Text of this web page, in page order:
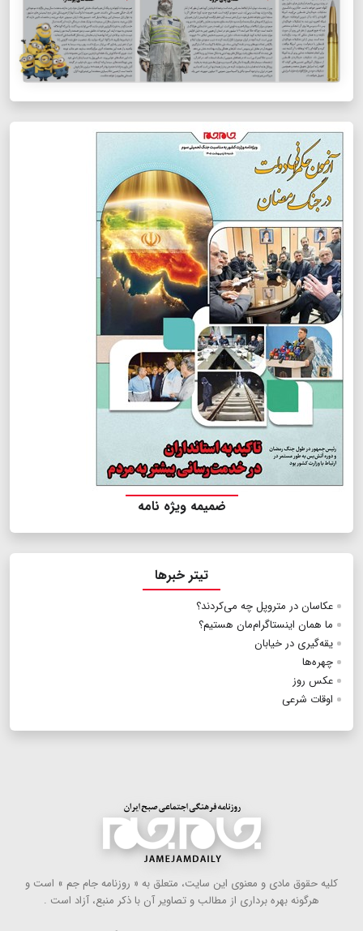
ضمیمه ویژه نامه
تیتر خبرها
عکاسان در متروپل چه می‌کردند؟
ما همان اینستاگرام‌مان هستیم؟
یقه‌گیری در خیابان
چهره‌ها
عکس روز
اوقات شرعی
كلیه حقوق مادی و معنوی این سایت، متعلق به « روزنامه جام جم » است و
هرگونه بهره ‌برداری از مطالب و تصاویر آن با ذكر منبع، آزاد است .